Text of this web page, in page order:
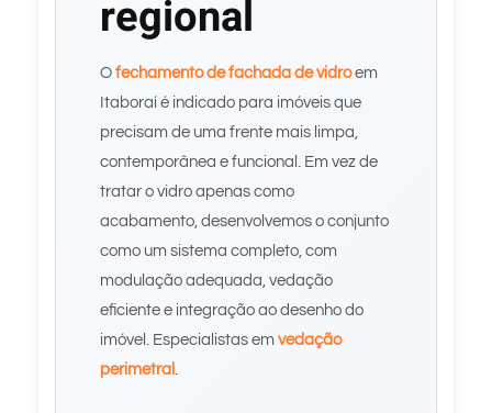
regional
O fechamento de fachada de vidroem
Itaboraí é indicado para imóveis que
precisam de uma frente mais limpa,
contemporânea e funcional. Em vez de
tratar o vidro apenas como
acabamento, desenvolvemos o conjunto
como um sistema completo, com
modulação adequada, vedação
eficiente e integração ao desenho do
imóvel. Especialistas em vedação
perimetral .